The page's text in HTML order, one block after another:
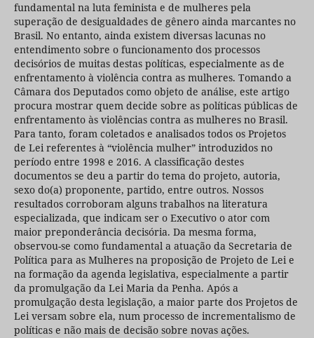
fundamental na luta feminista e de mulheres pela
superação de desigualdades de gênero ainda marcantes no
Brasil. No entanto, ainda existem diversas lacunas no
entendimento sobre o funcionamento dos processos
decisórios de muitas destas políticas, especialmente as de
enfrentamento à violência contra as mulheres. Tomando a
Câmara dos Deputados como objeto de análise, este artigo
procura mostrar quem decide sobre as políticas públicas de
enfrentamento às violências contra as mulheres no Brasil.
Para tanto, foram coletados e analisados todos os Projetos
de Lei referentes à “violência mulher” introduzidos no
período entre 1998 e 2016. A classificação destes
documentos se deu a partir do tema do projeto, autoria,
sexo do(a) proponente, partido, entre outros. Nossos
resultados corroboram alguns trabalhos na literatura
especializada, que indicam ser o Executivo o ator com
maior preponderância decisória. Da mesma forma,
observou-se como fundamental a atuação da Secretaria de
Política para as Mulheres na proposição de Projeto de Lei e
na formação da agenda legislativa, especialmente a partir
da promulgação da Lei Maria da Penha. Após a
promulgação desta legislação, a maior parte dos Projetos de
Lei versam sobre ela, num processo de incrementalismo de
políticas e não mais de decisão sobre novas ações.